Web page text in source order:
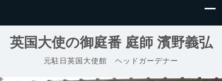
英国大使の御庭番 庭師 濱野義弘
元駐日英国大使館 ヘッドガーデナー